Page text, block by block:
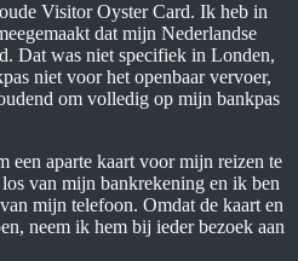
Visitor Oyster Card. Ik heb in
dat mijn Nederlandse
Dat was niet specifiek in Londen,
niet voor het openbaar vervoer,
om volledig op mijn bankpas
een aparte kaart voor mijn reizen te
van mijn bankrekening en ik ben
mijn telefoon. Omdat de kaart en
neem ik hem bij ieder bezoek aan